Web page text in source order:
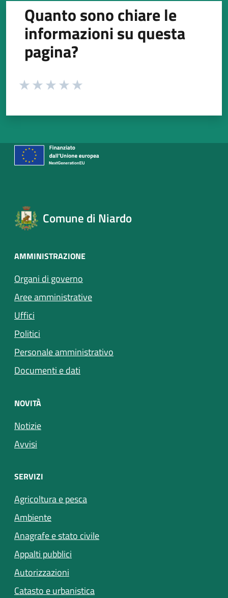
Quanto sono chiare le
informazioni su questa
pagina?
Valuta da 1 a 5 stelle la pagina
Comune di Niardo
AMMINISTRAZIONE
Organi di governo
Aree amministrative
Uffici
Politici
Personale amministrativo
Documenti e dati
NOVITÀ
Notizie
Avvisi
SERVIZI
Agricoltura e pesca
Ambiente
Anagrafe e stato civile
Appalti pubblici
Autorizzazioni
Catasto e urbanistica